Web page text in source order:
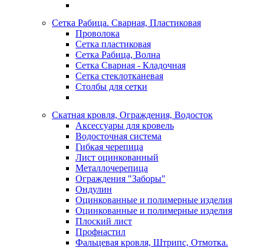
Сетка Рабица. Сварная, Пластиковая
Проволока
Сетка пластиковая
Сетка Рабица, Волна
Сетка Сварная - Кладочная
Сетка стеклотканевая
Столбы для сетки
Скатная кровля, Ограждения, Водосток
Аксессуары для кровель
Водосточная система
Гибкая черепица
Лист оцинкованный
Металлочерепица
Ограждения "Заборы"
Ондулин
Оцинкованные и полимерные изделия
Оцинкованные и полимерные изделия
Плоский лист
Профнастил
Фальцевая кровля, Штрипс, Отмотка.